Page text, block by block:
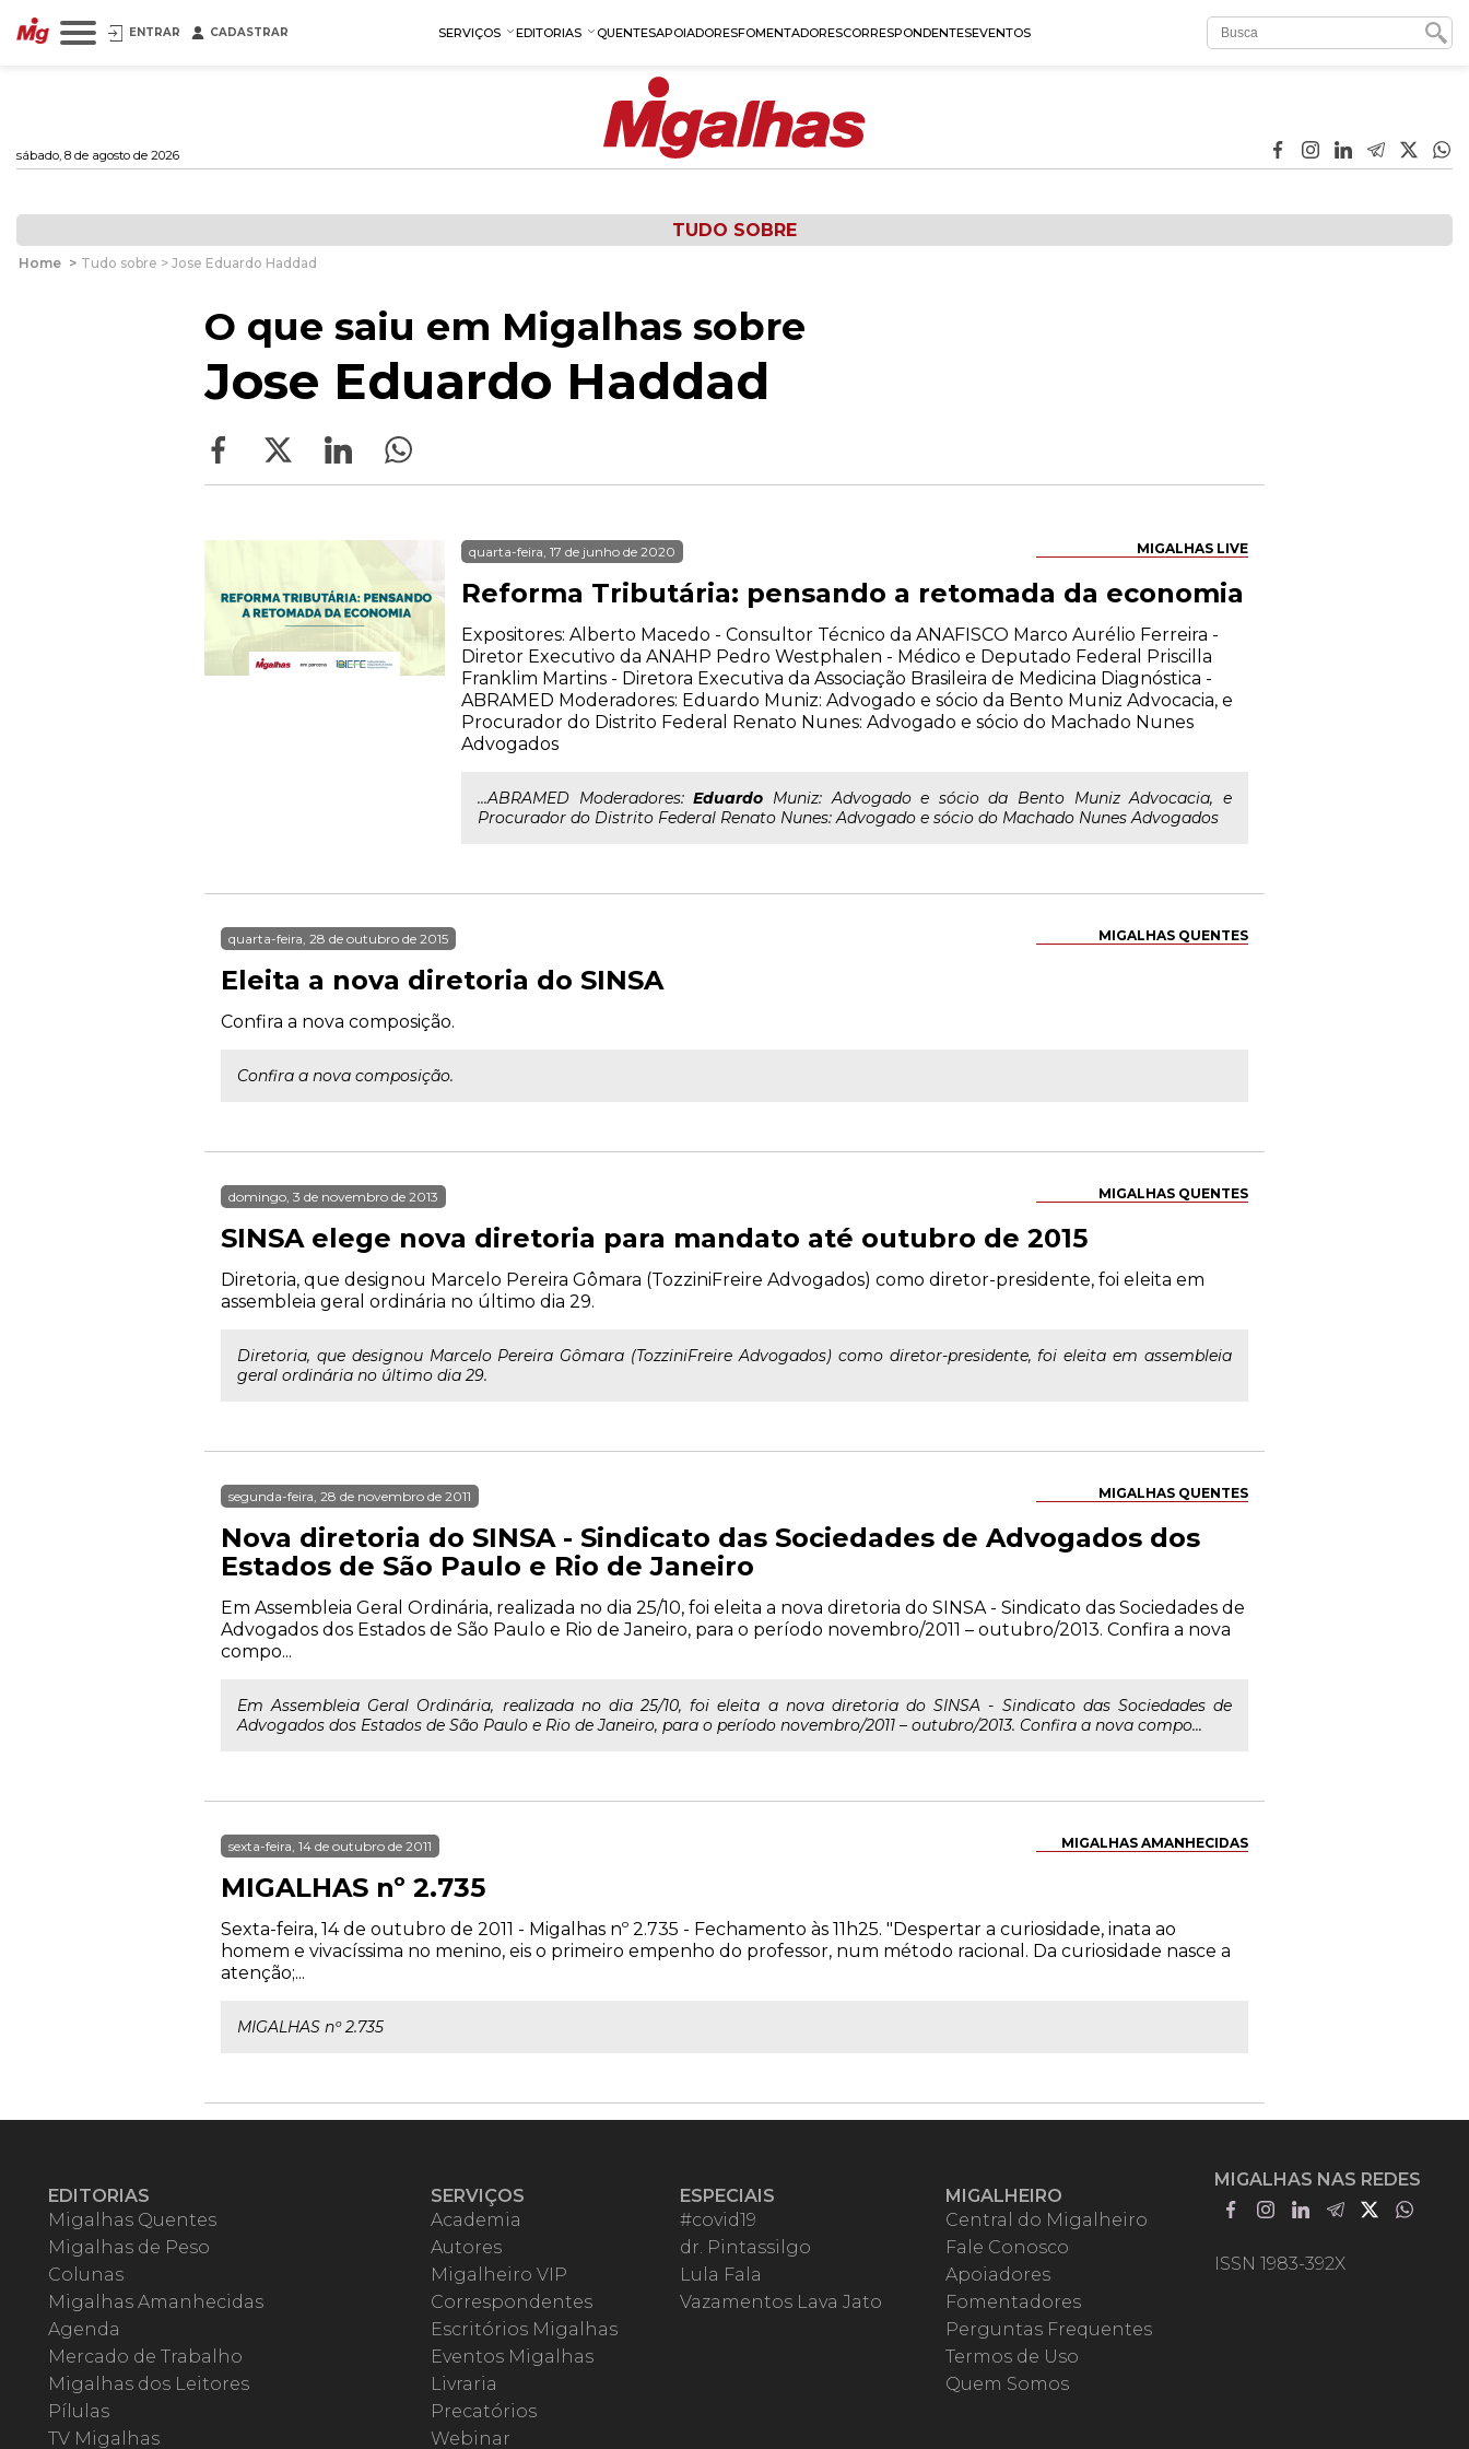
ENTRAR CADASTRAR SERVIÇOS EDITORIAS QUENTESAPOIADORESFOMENTADORESCORRESPONDENTESEVENTOS
sábado, 8 de agosto de 2026
TUDO SOBRE
Home > Tudo sobre > Jose Eduardo Haddad
O que saiu em Migalhas sobre
Jose Eduardo Haddad
MIGALHAS LIVE
quarta-feira, 17 de junho de 2020
Reforma Tributária: pensando a retomada da economia
Expositores: Alberto Macedo - Consultor Técnico da ANAFISCO Marco Aurélio Ferreira -
Diretor Executivo da ANAHP Pedro Westphalen - Médico e Deputado Federal Priscilla
Franklim Martins - Diretora Executiva da Associação Brasileira de Medicina Diagnóstica -
ABRAMED Moderadores: Eduardo Muniz: Advogado e sócio da Bento Muniz Advocacia, e
Procurador do Distrito Federal Renato Nunes: Advogado e sócio do Machado Nunes
Advogados
...ABRAMED Moderadores:Eduardo Muniz: Advogado e sócio da Bento Muniz Advocacia, e
Procurador do Distrito Federal Renato Nunes: Advogado e sócio do Machado Nunes Advogados
MIGALHAS QUENTES
quarta-feira, 28 de outubro de 2015
Eleita a nova diretoria do SINSA
Confira a nova composição.
Confira a nova composição.
MIGALHAS QUENTES
domingo, 3 de novembro de 2013
SINSA elege nova diretoria para mandato até outubro de 2015
Diretoria, que designou Marcelo Pereira Gômara (TozziniFreire Advogados) como diretor-presidente, foi eleita em
assembleia geral ordinária no último dia 29.
Diretoria, que designou Marcelo Pereira Gômara (TozziniFreire Advogados) como diretor-presidente, foi eleita em assembleia
geral ordinária no último dia 29.
MIGALHAS QUENTES
segunda-feira, 28 de novembro de 2011
Nova diretoria do SINSA - Sindicato das Sociedades de Advogados dos
Estados de São Paulo e Rio de Janeiro
Em Assembleia Geral Ordinária, realizada no dia 25/10, foi eleita a nova diretoria do SINSA - Sindicato das Sociedades de
Advogados dos Estados de São Paulo e Rio de Janeiro, para o período novembro/2011 – outubro/2013. Confira a nova
compo...
Em Assembleia Geral Ordinária, realizada no dia 25/10, foi eleita a nova diretoria do SINSA - Sindicato das Sociedades de
Advogados dos Estados de São Paulo e Rio de Janeiro, para o período novembro/2011 – outubro/2013. Confira a nova compo...
MIGALHAS AMANHECIDAS
sexta-feira, 14 de outubro de 2011
MIGALHAS nº 2.735
Sexta-feira, 14 de outubro de 2011 - Migalhas nº 2.735 - Fechamento às 11h25. "Despertar a curiosidade, inata ao
homem e vivacíssima no menino, eis o primeiro empenho do professor, num método racional. Da curiosidade nasce a
atenção;...
MIGALHAS nº 2.735
EDITORIAS
Migalhas Quentes
Migalhas de Peso
Colunas
Migalhas Amanhecidas
Agenda
Mercado de Trabalho
Migalhas dos Leitores
Pílulas
TV Migalhas
SERVIÇOS
Academia
Autores
Migalheiro VIP
Correspondentes
Escritórios Migalhas
Eventos Migalhas
Livraria
Precatórios
Webinar
ESPECIAIS
#covid19
dr. Pintassilgo
Lula Fala
Vazamentos Lava Jato
MIGALHEIRO
Central do Migalheiro
Fale Conosco
Apoiadores
Fomentadores
Perguntas Frequentes
Termos de Uso
Quem Somos
MIGALHAS NAS REDES
ISSN 1983-392X